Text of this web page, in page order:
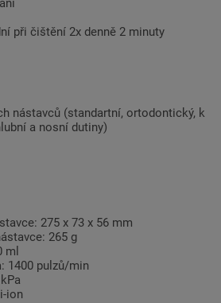
při čištění 2x denně 2 minuty
nástavců (standartní, ortodontický, k
a nosní dutiny)
275 x 73 x 56 mm
265 g
ml
1400 pulzů/min
ion